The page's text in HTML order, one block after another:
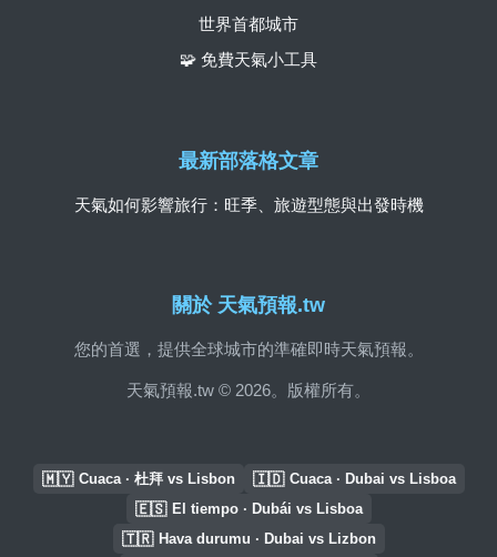
關於 天氣預報.tw
您的首選，提供全球城市的準確即時天氣預報。
天氣預報.tw © 2026。版權所有。
世界首都城市
🧩 免費天氣小工具
最新部落格文章
天氣如何影響旅行：旺季、旅遊型態與出發時機
🇲🇾 Cuaca · 杜拜 vs Lisbon 🇮🇩 Cuaca · Dubai vs Lisboa
🇪🇸 El tiempo · Dubái vs Lisboa
🇹🇷 Hava durumu · Dubai vs Lizbon